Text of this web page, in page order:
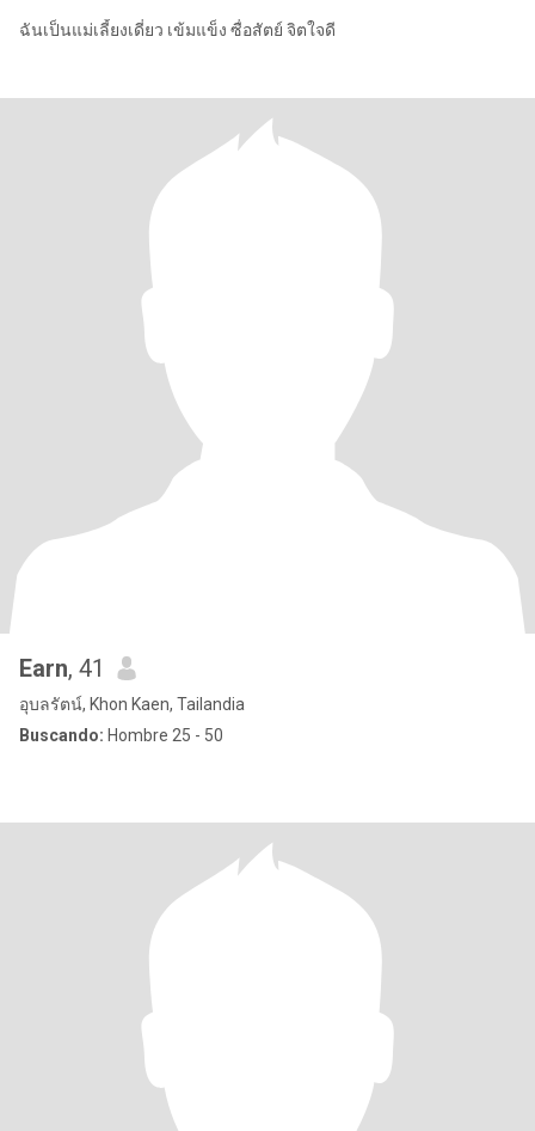
ฉันเป็นแม่เลี้ยงเดี่ยว เข้มแข็ง ซื่อสัตย์ จิตใจดี
Earn, 41
อุบลรัตน์, Khon Kaen, Tailandia
Buscando: Hombre 25 - 50